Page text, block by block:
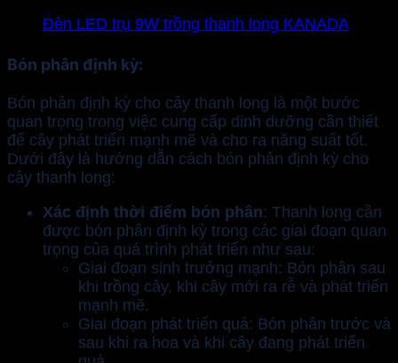
Đèn LED trụ 9W trồng thanh long KANADA
Bón phân định kỳ:
Bón phân định kỳ cho cây thanh long là một bước
quan trọng trong việc cung cấp dinh dưỡng cần thiết
để cây phát triển mạnh mẽ và cho ra năng suất tốt.
Dưới đây là hướng dẫn cách bón phân định kỳ cho
cây thanh long:
Xác định thời điểm bón phân: Thanh long cần
được bón phân định kỳ trong các giai đoạn quan
trọng của quá trình phát triển như sau:
Giai đoạn sinh trưởng mạnh: Bón phân sau
khi trồng cây, khi cây mới ra rễ và phát triển
mạnh mẽ.
Giai đoạn phát triển quả: Bón phân trước và
sau khi ra hoa và khi cây đang phát triển